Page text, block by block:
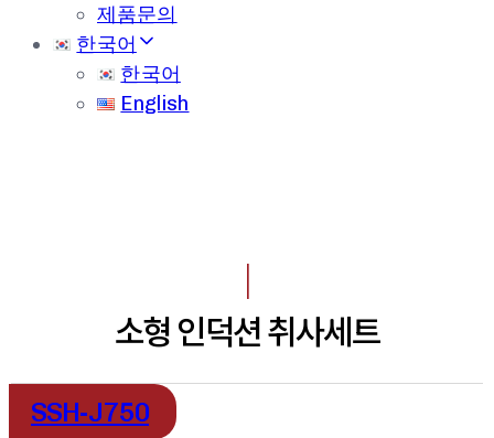
제품문의
한국어
한국어
English
I
소형 인덕션 취사세트
SSH-J750